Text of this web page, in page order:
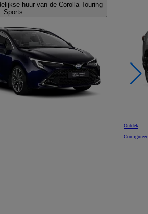
huur van de Corolla Touring
Sports
Ontdek
Configureer